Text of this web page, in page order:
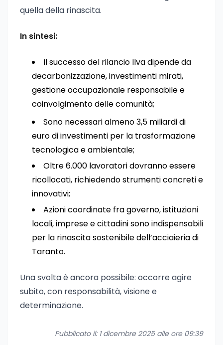
quella della rinascita.
In sintesi:
Il successo del rilancio Ilva dipende da
decarbonizzazione, investimenti mirati,
gestione occupazionale responsabile e
coinvolgimento delle comunità;
Sono necessari almeno 3,5 miliardi di
euro di investimenti per la trasformazione
tecnologica e ambientale;
Oltre 6.000 lavoratori dovranno essere
ricollocati, richiedendo strumenti concreti e
innovativi;
Azioni coordinate fra governo, istituzioni
locali, imprese e cittadini sono indispensabili
per la rinascita sostenibile dell’acciaieria di
Taranto.
Una svolta è ancora possibile: occorre agire
subito, con responsabilità, visione e
determinazione.
Pubblicato il: 1 dicembre 2025 alle ore 09:39